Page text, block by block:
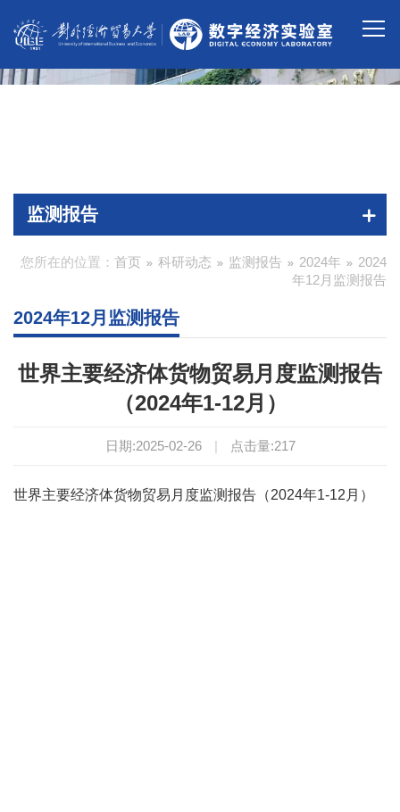
监测报告
您所在的位置： 首页 科研动态 监测报告 2024年
2024
年12月监测报告
2024年12月监测报告
世界主要经济体货物贸易月度监测报告
（2024年1-12月）
日期:2025-02-26 | 点击量:217
世界主要经济体货物贸易月度监测报告（2024年1-12月）